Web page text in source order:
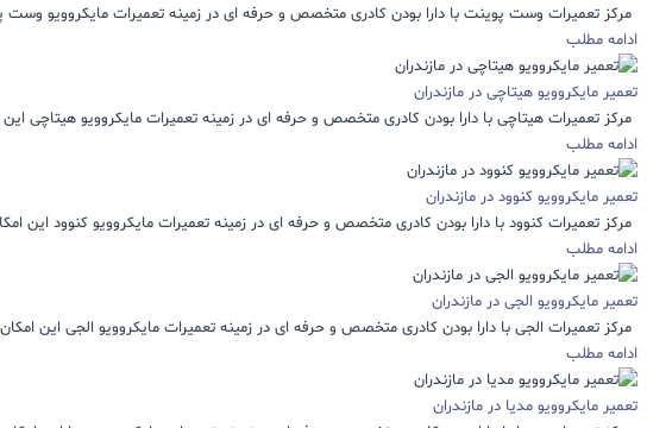
مرکز تعمیرات وست پوینت با دارا بودن کادری متخصص و حرفه ای در زمینه تعمیرات مایکروویو وست
ادامه مطلب
تعمیر مایکروویو هیتاچی در مازندران
مرکز تعمیرات هیتاچی با دارا بودن کادری متخصص و حرفه ای در زمینه تعمیرات مایکروویو هیتاچی
ادامه مطلب
تعمیر مایکروویو کنوود در مازندران
مرکز تعمیرات کنوود با دارا بودن کادری متخصص و حرفه ای در زمینه تعمیرات مایکروویو کنوود این
ادامه مطلب
تعمیر مایکروویو الجی در مازندران
مرکز تعمیرات الجی با دارا بودن کادری متخصص و حرفه ای در زمینه تعمیرات مایکروویو الجی این
ادامه مطلب
تعمیر مایکروویو مدیا در مازندران